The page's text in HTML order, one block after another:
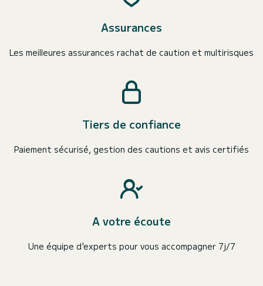
Assurances
Les meilleures assurances rachat de caution et multirisques
Tiers de confiance
Paiement sécurisé, gestion des cautions et avis certifiés
A votre écoute
Une équipe d'experts pour vous accompagner 7j/7